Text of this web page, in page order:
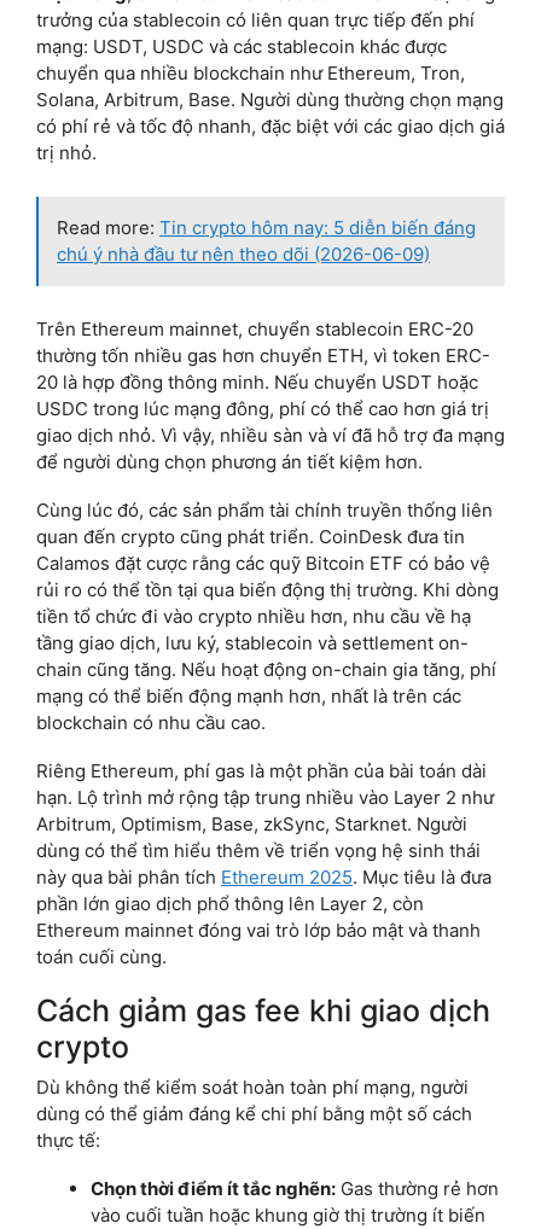
trưởng của stablecoin có liên quan trực tiếp đến phí
mạng: USDT, USDC và các stablecoin khác được
chuyển qua nhiều blockchain như Ethereum, Tron,
Solana, Arbitrum, Base. Người dùng thường chọn mạng
có phí rẻ và tốc độ nhanh, đặc biệt với các giao dịch giá
trị nhỏ.
Read more: Tin crypto hôm nay: 5 diễn biến đáng
chú ý nhà đầu tư nên theo dõi (2026-06-09)
Trên Ethereum mainnet, chuyển stablecoin ERC-20
thường tốn nhiều gas hơn chuyển ETH, vì token ERC-
20 là hợp đồng thông minh. Nếu chuyển USDT hoặc
USDC trong lúc mạng đông, phí có thể cao hơn giá trị
giao dịch nhỏ. Vì vậy, nhiều sàn và ví đã hỗ trợ đa mạng
để người dùng chọn phương án tiết kiệm hơn.
Cùng lúc đó, các sản phẩm tài chính truyền thống liên
quan đến crypto cũng phát triển. CoinDesk đưa tin
Calamos đặt cược rằng các quỹ Bitcoin ETF có bảo vệ
rủi ro có thể tồn tại qua biến động thị trường. Khi dòng
tiền tổ chức đi vào crypto nhiều hơn, nhu cầu về hạ
tầng giao dịch, lưu ký, stablecoin và settlement on-
chain cũng tăng. Nếu hoạt động on-chain gia tăng, phí
mạng có thể biến động mạnh hơn, nhất là trên các
blockchain có nhu cầu cao.
Riêng Ethereum, phí gas là một phần của bài toán dài
hạn. Lộ trình mở rộng tập trung nhiều vào Layer 2 như
Arbitrum, Optimism, Base, zkSync, Starknet. Người
dùng có thể tìm hiểu thêm về triển vọng hệ sinh thái
này qua bài phân tích Ethereum 2025. Mục tiêu là đưa
phần lớn giao dịch phổ thông lên Layer 2, còn
Ethereum mainnet đóng vai trò lớp bảo mật và thanh
toán cuối cùng.
Cách giảm gas fee khi giao dịch
crypto
Dù không thể kiểm soát hoàn toàn phí mạng, người
dùng có thể giảm đáng kể chi phí bằng một số cách
thực tế:
Chọn thời điểm ít tắc nghẽn: Gas thường rẻ hơn
vào cuối tuần hoặc khung giờ thị trường ít biến